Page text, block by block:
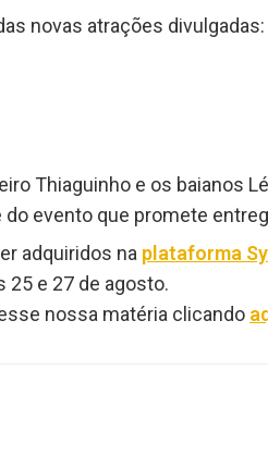
novas atrações divulgadas:
Thiaguinho e os baianos
evento que promete
adquiridos na plataforma
25 e 27 de agosto.
nossa matéria clicando